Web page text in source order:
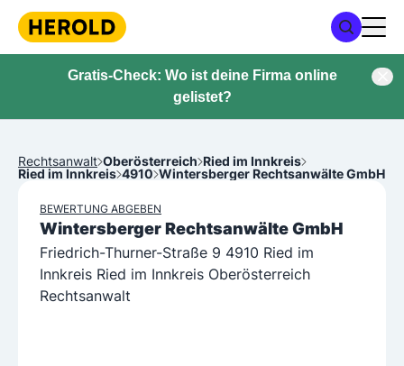
Gratis-Check: Wo ist deine Firma online
gelistet?
Rechtsanwalt Oberösterreich Ried im Innkreis
Ried im Innkreis 4910 Wintersberger Rechtsanwälte GmbH
BEWERTUNG ABGEBEN
Wintersberger Rechtsanwälte GmbH
Friedrich-Thurner-Straße 9 4910 Ried im
Innkreis Ried im Innkreis Oberösterreich
Rechtsanwalt